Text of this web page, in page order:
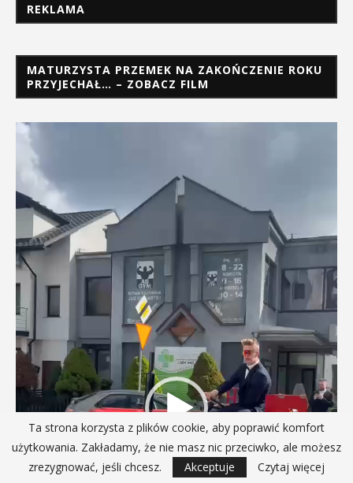
REKLAMA
MATURZYSTA PRZEMEK NA ZAKOŃCZENIE ROKU
PRZYJECHAŁ… – ZOBACZ FILM
Odtwarzacz
Ta strona korzysta z plików cookie, aby poprawić komfort
użytkowania. Zakładamy, że nie masz nic przeciwko, ale możesz
zrezygnować, jeśli chcesz.
Akceptuje Czytaj więcej